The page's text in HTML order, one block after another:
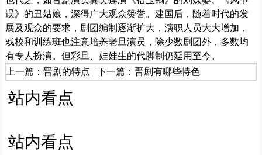
误》的丑姑娘，深得广大观众赞誉。建国后，随着时代的发
展及观众的要求，剧团编制逐渐扩大，演职人员大大增加，
戏校和训练班也注意培养老旦演员，除少数剧团外，多数均
有专人扮演。但彩旦、娃娃生的代脚制仍延用至今。
上一篇：晋剧的特点 下一篇：晋剧有哪些特色
站内看点
站内看点